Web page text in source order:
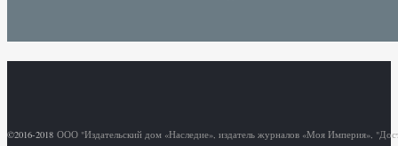
©2016-2018 ООО "Издательский дом «Наследие», издатель журналов «Моя Империя»,